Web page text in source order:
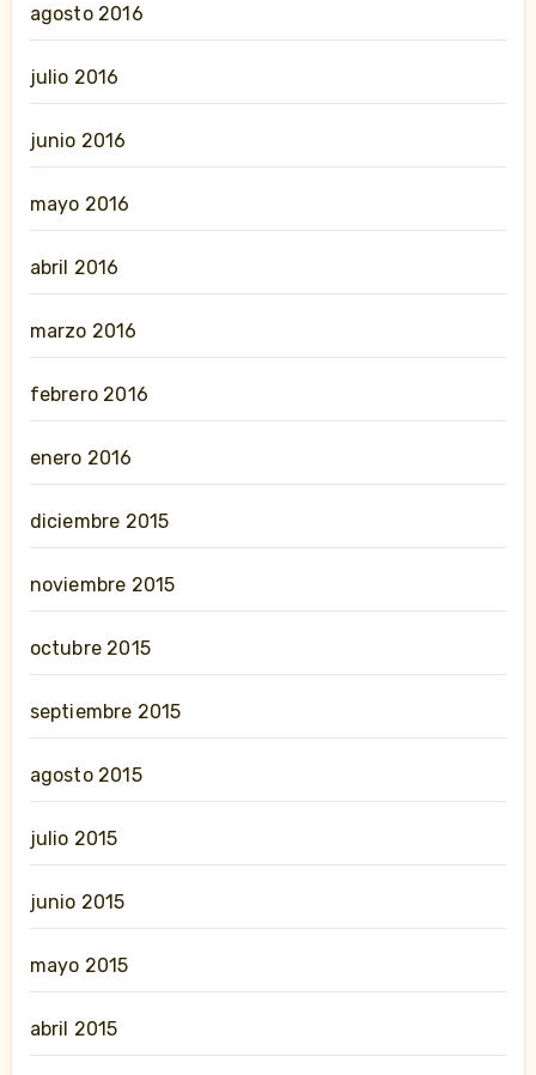
agosto 2016
julio 2016
junio 2016
mayo 2016
abril 2016
marzo 2016
febrero 2016
enero 2016
diciembre 2015
noviembre 2015
octubre 2015
septiembre 2015
agosto 2015
julio 2015
junio 2015
mayo 2015
abril 2015